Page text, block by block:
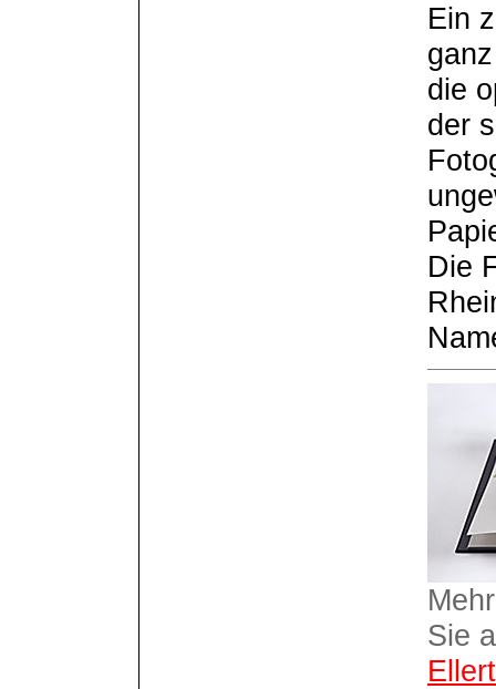
Ein
die
der
Die
Sie
Ellert